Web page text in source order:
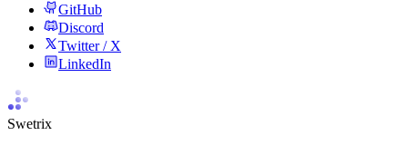
GitHub
Discord
Twitter / X
LinkedIn
Swetrix